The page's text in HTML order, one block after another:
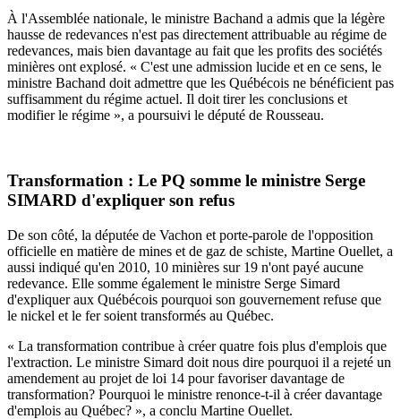
À l'Assemblée nationale, le ministre Bachand a admis que la légère
hausse de redevances n'est pas directement attribuable au régime de
redevances, mais bien davantage au fait que les profits des sociétés
minières ont explosé. « C'est une admission lucide et en ce sens, le
ministre Bachand doit admettre que les Québécois ne bénéficient pas
suffisamment du régime actuel. Il doit tirer les conclusions et
modifier le régime », a poursuivi le député de Rousseau.
Transformation : Le PQ somme le ministre Serge
SIMARD d'expliquer son refus
De son côté, la députée de Vachon et porte-parole de l'opposition
officielle en matière de mines et de gaz de schiste, Martine Ouellet, a
aussi indiqué qu'en 2010, 10 minières sur 19 n'ont payé aucune
redevance. Elle somme également le ministre Serge Simard
d'expliquer aux Québécois pourquoi son gouvernement refuse que
le nickel et le fer soient transformés au Québec.
« La transformation contribue à créer quatre fois plus d'emplois que
l'extraction. Le ministre Simard doit nous dire pourquoi il a rejeté un
amendement au projet de loi 14 pour favoriser davantage de
transformation? Pourquoi le ministre renonce-t-il à créer davantage
d'emplois au Québec? », a conclu Martine Ouellet.